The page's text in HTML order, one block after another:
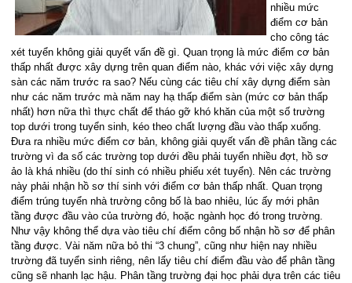
nhiều mức
điểm cơ bản
cho công tác
xét tuyển không giải quyết vấn đề gì. Quan trọng là mức điểm cơ bản
thấp nhất được xây dựng trên quan điểm nào, khác với việc xây dựng
sàn các năm trước ra sao? Nếu cùng các tiêu chí xây dựng điểm sàn
như các năm trước mà năm nay hạ thấp điểm sàn (mức cơ bản thấp
nhất) hơn nữa thì thực chất để tháo gỡ khó khăn của một số trường
top dưới trong tuyển sinh, kéo theo chất lượng đầu vào thấp xuống.
Đưa ra nhiều mức điểm cơ bản, không giải quyết vấn đề phân tầng các
trường vì đa số các trường top dưới đều phải tuyển nhiều đợt, hồ sơ
ảo là khá nhiều (do thí sinh có nhiều phiếu xét tuyển). Nên các trường
này phải nhận hồ sơ thí sinh với điểm cơ bản thấp nhất. Quan trọng
điểm trúng tuyển nhà trường công bố là bao nhiêu, lúc ấy mới phân
tầng được đầu vào của trường đó, hoặc ngành học đó trong trường.
Như vậy không thể dựa vào tiêu chí điểm công bố nhận hồ sơ để phân
tầng được. Vài năm nữa bỏ thi “3 chung”, cũng như hiện nay nhiều
trường đã tuyển sinh riêng, nên lấy tiêu chí điểm đầu vào để phân tầng
cũng sẽ nhanh lạc hậu. Phân tầng trường đại học phải dựa trên các tiêu